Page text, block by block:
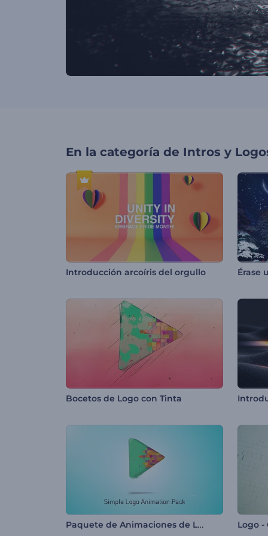
En la categoría de Intros y
Introducción arcoíris del orgullo Érase
Bocetos de Logo con Tinta
Paquete de Animaciones de Logos Simples Logo -